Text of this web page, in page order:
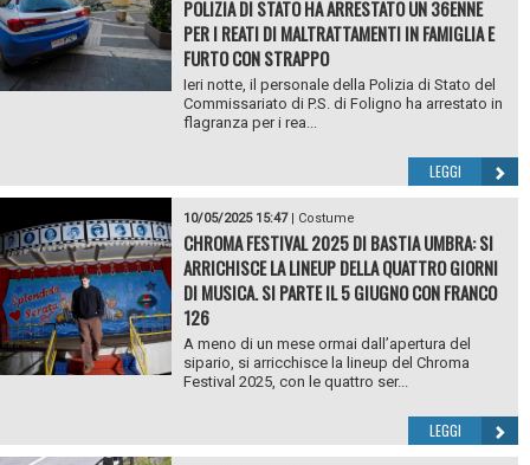
POLIZIA DI STATO HA ARRESTATO UN 36ENNE
PER I REATI DI MALTRATTAMENTI IN FAMIGLIA E
FURTO CON STRAPPO
Ieri notte, il personale della Polizia di Stato del
Commissariato di P.S. di Foligno ha arrestato in
flagranza per i rea...
LEGGI
10/05/2025 15:47| Costume
CHROMA FESTIVAL 2025 DI BASTIA UMBRA: SI
ARRICHISCE LA LINEUP DELLA QUATTRO GIORNI
DI MUSICA. SI PARTE IL 5 GIUGNO CON FRANCO
126
A meno di un mese ormai dall’apertura del
sipario, si arricchisce la lineup del Chroma
Festival 2025, con le quattro ser...
LEGGI